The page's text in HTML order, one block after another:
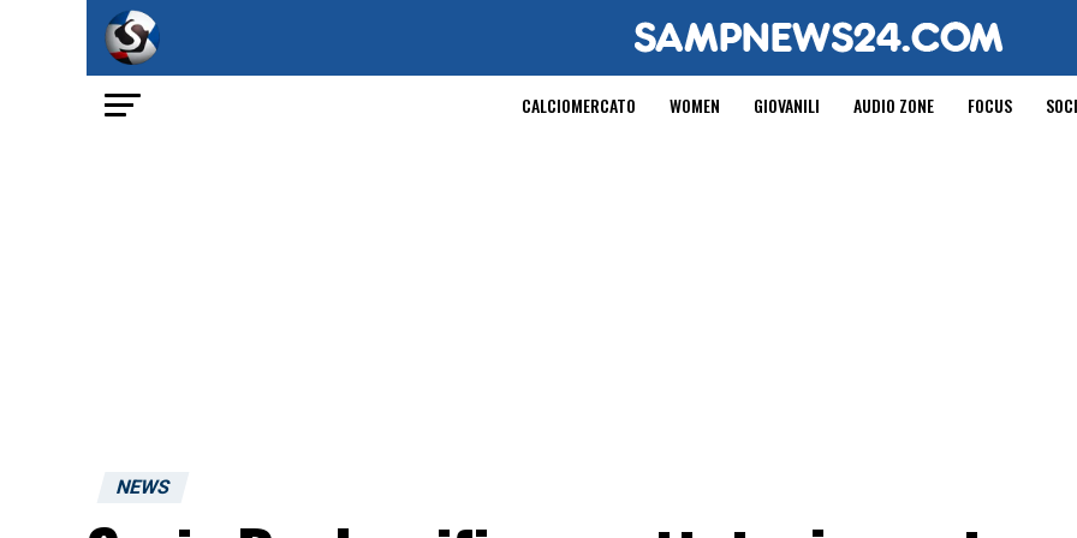
CALCIOMERCATO WOMEN GIOVANILI AUDIO ZONE FOCUS
NEWS